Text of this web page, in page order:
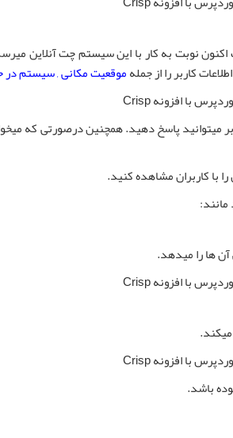
نوبت به کار با این سیستم چت آنلاین
کاربر را از جملهموقعیت مکانی , سیستم در
میتوانید پاسخ دهید. همچنین درصورتی که
با کاربران مشاهده کنید.
آن ها را میدهد.
باشد.